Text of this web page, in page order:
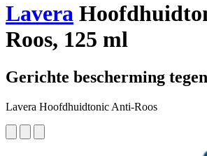
Lavera
Roos, 125 ml
Gerichte bescherming
Lavera Hoofdhuidtonic Anti-Roos